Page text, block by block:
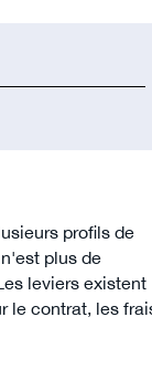
profils de
plus de
leviers existent
le contrat, les